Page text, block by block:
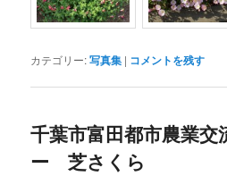
カテゴリー:写真集 | コメントを残す
千葉市富田都市農業交
ー 芝さくら